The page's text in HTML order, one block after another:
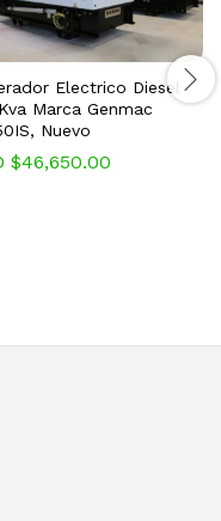
Electrico Diesel
Marca Genmac
Nuevo
$46,650.00